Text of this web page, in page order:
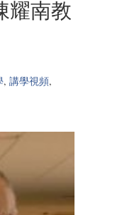
耀南教
, 講學視頻,